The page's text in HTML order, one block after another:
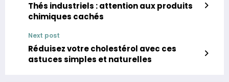
Thés industriels : attention aux produits
chimiques cachés
Next post
Réduisez votre cholestérol avec ces
astuces simples et naturelles